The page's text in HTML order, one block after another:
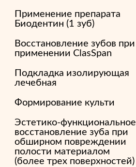
Применение препарата
Биодентин (1 зуб)
Восстановление зубов при
применении ClasSpan
Подкладка изолирующая
лечебная
Формирование культи
Эстетико-функциональное
восстановление зуба при
обширном повреждении
полости материалом
(более трех поверхностей)